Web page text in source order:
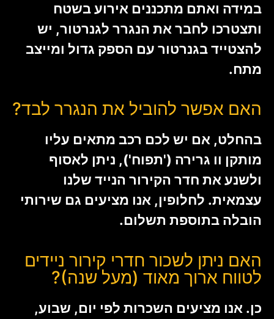
במידה ואתם מתכננים אירוע בשטח
ותצטרכו לחבר את הנגרר לגנרטור, יש
להצטייד בגנרטור עם הספק גדול ומייצב
מתח.
האם אפשר להוביל את הנגרר לבד?
בהחלט, אם יש לכם רכב מתאים עליו
מותקן וו גרירה ('תפוח'), ניתן לאסוף
ולשנע את חדר הקירור הנייד שלנו
עצמאית. לחלופין, אנו מציעים גם שירותי
הובלה בתוספת תשלום.
האם ניתן לשכור חדרי קירור ניידים
לטווח ארוך מאוד (מעל שנה)?
כן. אנו מציעים השכרות לפי יום, שבוע,